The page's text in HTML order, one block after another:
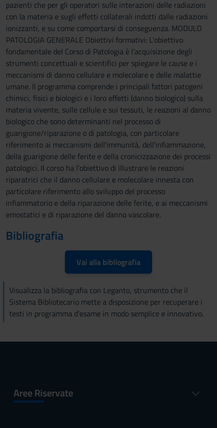
pazienti che per gli operatori sulle interazioni delle radiazioni
con la materia e sugli effetti collaterali indotti dalle radiazioni
ionizzanti, e su come comportarsi di conseguenza. MODULO
PATOLOGIA GENERALE Obiettivi formativi: L’obiettivo
fondamentale del Corso di Patologia è l’acquisizione degli
strumenti concettuali e scientifici per spiegare le cause e i
meccanismi di danno cellulare e molecolare e delle malattie
umane. Il programma comprende i principali fattori patogeni
chimici, fisici e biologici e i loro effetti (danno biologico) sulla
materia vivente, sulle cellule e sui tessuti, le reazioni al danno
biologico che sono determinanti nel processo di
guarigione/riparazione o di patologia, con particolare
riferimento ai meccanismi dell’immunità, dell’infiammazione,
della guarigione delle ferite e della cronicizzazione dei processi
patologici. Il corso ha l’obiettivo di illustrare le reazioni
riparatrici che il danno cellulare e molecolare innesta con
particolare riferimento allo sviluppo del processo
infiammatorio e della riparazione delle ferite, e ai meccanismi
emostatici e di riparazione del danno vascolare.
Bibliografia
Vai alla bibliografia
Visualizza la bibliografia con Leganto, strumento che il
Sistema Bibliotecario mette a disposizione per recuperare i
testi in programma d'esame in modo semplice e innovativo.
Aree Riservate